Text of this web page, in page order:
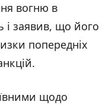
вогню в
і заявив, що його
попередніх
щодо